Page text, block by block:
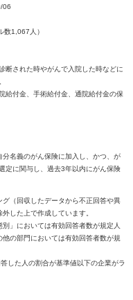
06
数1,067人）
断された時やがんで入院した時などに
給付金、手術給付金、通院給付金の保
分名義のがん保険に加入し、かつ、が
定に関与し、過去3年以内にがん保険
（回収したデータから不正回答や異
した上で作成しています。
」においては有効回答者数が規定人
の部門においては有効回答者数が規
した人の割合が基準値以下の企業がラ